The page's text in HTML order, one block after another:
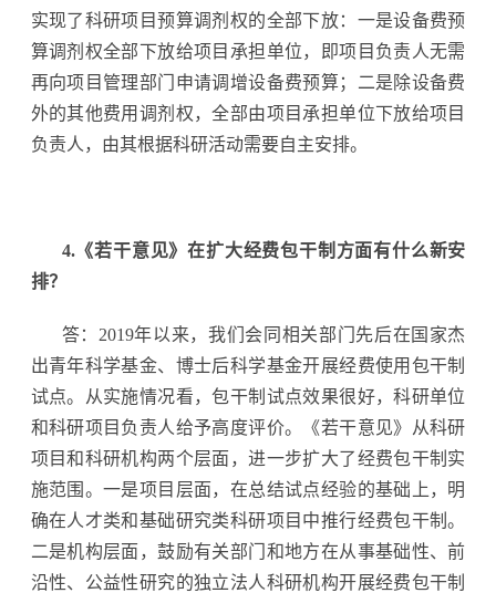
实现了科研项目预算调剂权的全部下放：一是设备费预
算调剂权全部下放给项目承担单位，即项目负责人无需
再向项目管理部门申请调增设备费预算；二是除设备费
外的其他费用调剂权，全部由项目承担单位下放给项目
负责人，由其根据科研活动需要自主安排。
4.《若干意见》在扩大经费包干制方面有什么新安
排？
答：2019年以来，我们会同相关部门先后在国家杰
出青年科学基金、博士后科学基金开展经费使用包干制
试点。从实施情况看，包干制试点效果很好，科研单位
和科研项目负责人给予高度评价。《若干意见》从科研
项目和科研机构两个层面，进一步扩大了经费包干制实
施范围。一是项目层面，在总结试点经验的基础上，明
确在人才类和基础研究类科研项目中推行经费包干制。
二是机构层面，鼓励有关部门和地方在从事基础性、前
沿性、公益性研究的独立法人科研机构开展经费包干制